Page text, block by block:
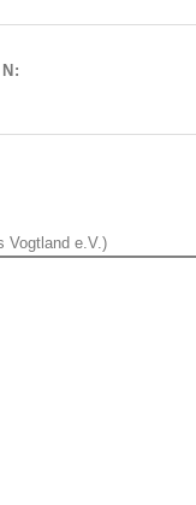
Vogtland e.V.)